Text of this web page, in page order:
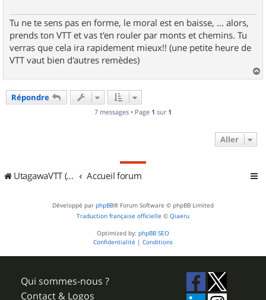
Tu ne te sens pas en forme, le moral est en baisse, ... alors,
prends ton VTT et vas t'en rouler par monts et chemins. Tu
verras que cela ira rapidement mieux!! (une petite heure de
VTT vaut bien d'autres remèdes)
a
Répondre
7 messages • Page 1 sur 1
Aller
UtagawaVTT (Randos VTT et VTTAE avec traces GPS) Accueil forum
Développé par phpBB® Forum Software © phpBB Limited
Traduction française officielle © Qiaeru
Optimized by: phpBB SEO
Confidentialité | Conditions
Qui sommes-nous ?
Contact & Logos